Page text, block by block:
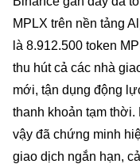
MPLX trên nền tảng
là 8.912.500 token
thu hút cả các nhà
mới, tận dụng động
thanh khoản tạm
vậy đã chứng minh
giao dịch ngắn hạn,